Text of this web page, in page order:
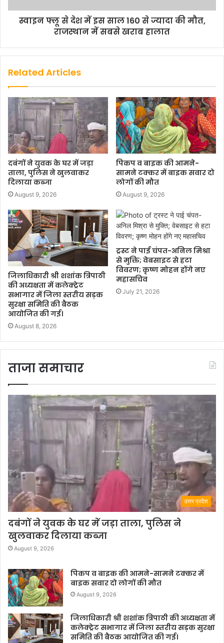
स्वाइन फ्लू से देश में इस साल 160 से ज्यादा की मौत,
राजस्थान में सबसे खराब हालात
Related Articles
दबंगों ने युवक के घर में जड़ा
ताला, पुलिस ने खुलवाकर
दिलाया कब्जा
August 9, 2026
पिकप व बाइक की आमने-
सामने टक्कर में बाइक सवार दो
लोगों की मौत
August 9, 2026
जिलाधिकारी श्री शशांक त्रिपाठी
की अध्यक्षता में कलेक्ट्रेट
सभागार में जिला स्तरीय सड़क
सुरक्षा समिति की बैठक
आयोजित की गई।
August 8, 2026
ट्रस्ट ने पाई चंपत-अनिल मिश्रा
से मुक्ति; वेबसाइट से हटा
विवरण; कृष्ण मोहन होंगे नए
महासचिव
July 21, 2026
ताजा समाचार
उत्तर प्रदेश
दबंगों ने युवक के घर में जड़ा ताला, पुलिस ने
खुलवाकर दिलाया कब्जा
August 9, 2026
पिकप व बाइक की आमने-सामने टक्कर में
बाइक सवार दो लोगों की मौत
August 9, 2026
जिलाधिकारी श्री शशांक त्रिपाठी की अध्यक्षता में
कलेक्ट्रेट सभागार में जिला स्तरीय सड़क सुरक्षा
समिति की बैठक आयोजित की गई।